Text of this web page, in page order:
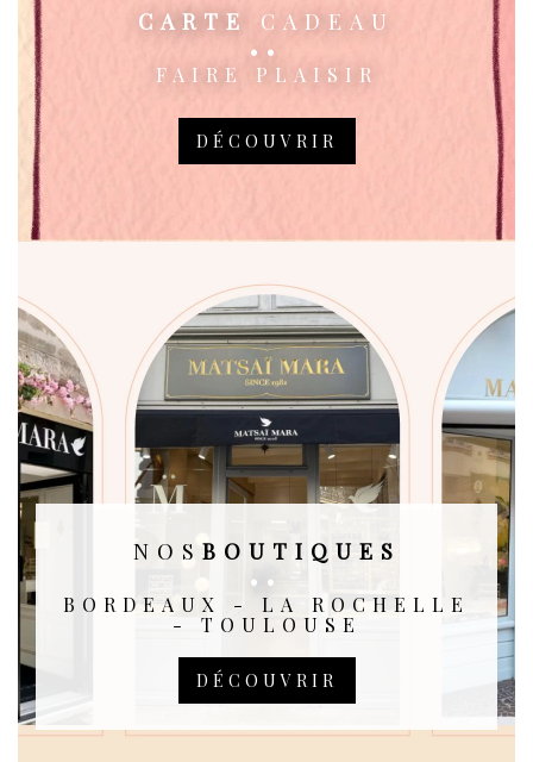
CARTE CADEAU
FAIRE PLAISIR
DÉCOUVRIR
NOS BOUTIQUES
BORDEAUX - LA ROCHELLE
- TOULOUSE
DÉCOUVRIR